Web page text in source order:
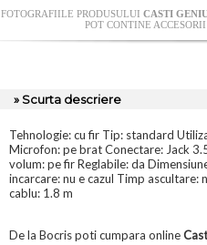
FOTOGRAFIILE PRODUSULUI CASTI
POT CONTINE
» Scurta descriere
Tehnologie: cu fir Tip: standard
Microfon: pe brat Conectare: Jack
volum: pe fir Reglabile: da
incarcare: nu e cazul Timp ascultare:
cablu: 1.8 m
De la Bocris poti cumpara online